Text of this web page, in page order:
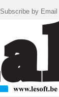
Subscribe by Email